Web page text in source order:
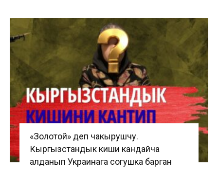
«Золотой» деп чакырушчу.
Кыргызстандык киши кандайча
алданып Украинага согушка барган